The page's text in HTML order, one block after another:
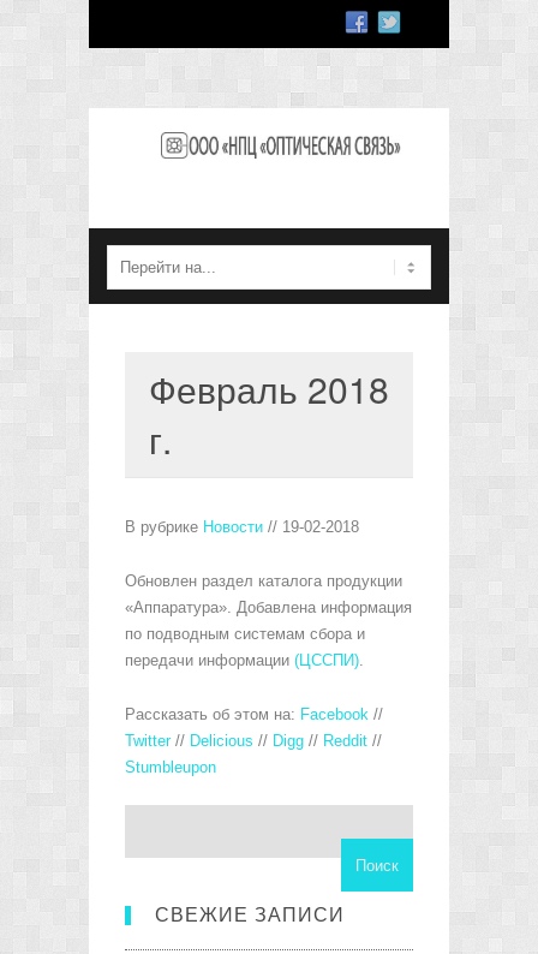
Февраль 2018
г.
В рубрике Новости // 19-02-2018
Обновлен раздел каталога продукции
«Аппаратура». Добавлена информация
по подводным системам сбора и
передачи информации (ЦССПИ).
Рассказать об этом на: Facebook //
Twitter// Delicious // Digg // Reddit //
Stumbleupon
СВЕЖИЕ ЗАПИСИ